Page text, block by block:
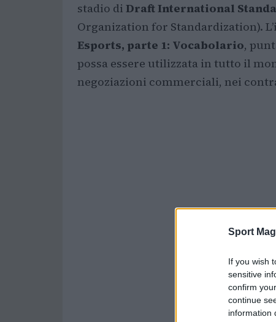
Sport
If you wish
sensitive
confirm
continue
information
stadio di Draft International
Organization for Standardization).
Esports, parte 1: Vocabolario,
possa essere utilizzata in tutto il
negoziazioni commerciali, nei